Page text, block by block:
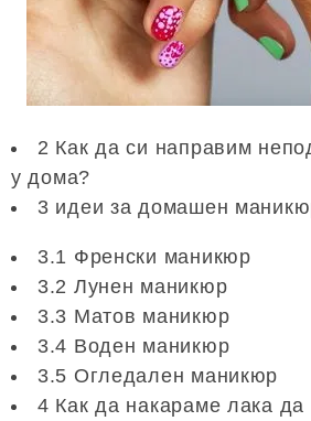
2 Как да си направим
у дома?
3 идеи за домашен
3.1 Френски маникюр
3.2 Лунен маникюр
3.3 Матов маникюр
3.4 Воден маникюр
3.5 Огледален маникюр
4 Как да накараме лака